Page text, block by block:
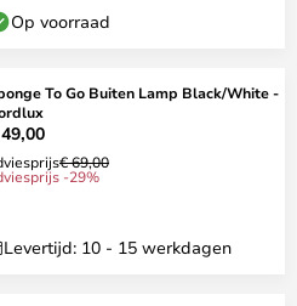
Op voorraad
To Go Buiten Lamp Black/White -
€ 69,00
-29%
Levertijd: 10 - 15 werkdagen